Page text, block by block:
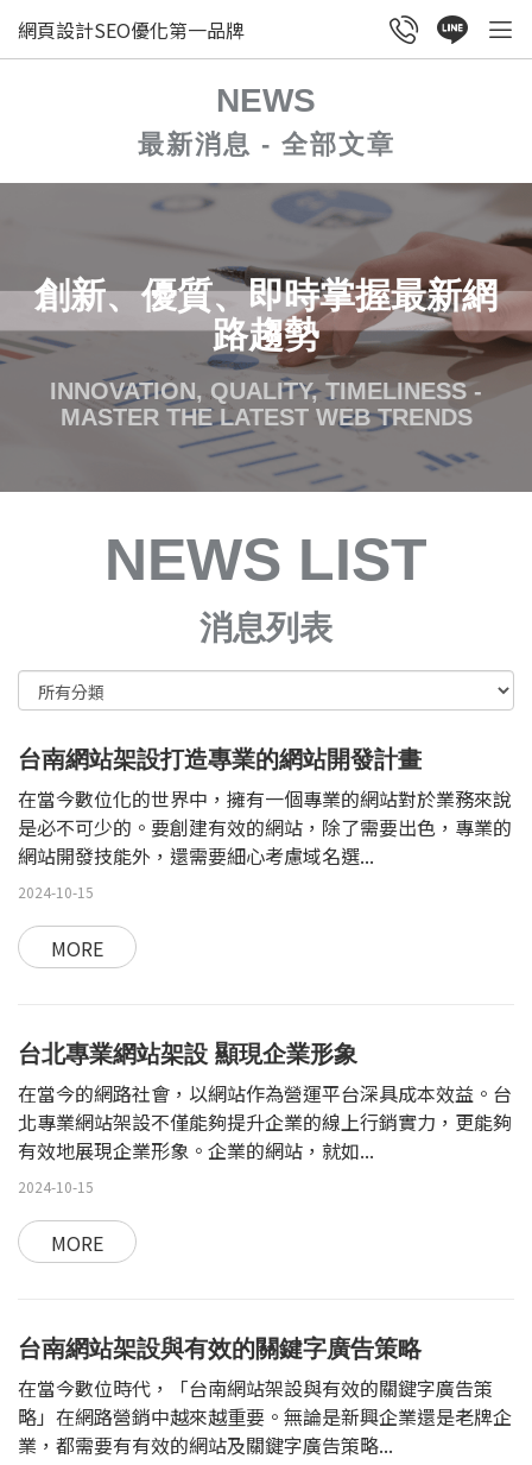
網頁設計SEO優化第一品牌
NEWS
最新消息 - 全部文章
創新、優質、即時掌握最新網
路趨勢
INNOVATION, QUALITY, TIMELINESS -
MASTER THE LATEST WEB TRENDS
NEWS LIST
消息列表
台南網站架設打造專業的網站開發計畫
在當今數位化的世界中，擁有一個專業的網站對於業務來說
是必不可少的。要創建有效的網站，除了需要出色，專業的
網站開發技能外，還需要細心考慮域名選...
2024-10-15
MORE
台北專業網站架設 顯現企業形象
在當今的網路社會，以網站作為營運平台深具成本效益。台
北專業網站架設不僅能夠提升企業的線上行銷實力，更能夠
有效地展現企業形象。企業的網站，就如...
2024-10-15
MORE
台南網站架設與有效的關鍵字廣告策略
在當今數位時代，「台南網站架設與有效的關鍵字廣告策
略」在網路營銷中越來越重要。無論是新興企業還是老牌企
業，都需要有有效的網站及關鍵字廣告策略...